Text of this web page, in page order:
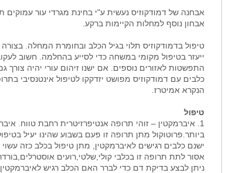
אבחנה של דמודקוזיס נעשית ע"י בחינת מגרדי עור
אבחון נוסף למחלות הקיימות ברקע.
טיפול בדמודקוזיס תלוי בגיל הכלב ובחומרת המחלה.
ייעזר בטיפול מקומי במשחה כדי לסייע בהחלמה. חשוב
התפשטות לאזורים נוספים. אם ישנו זיהום עורי יהיה צורך גם
כלבים עם דמודקוזיס מפושט יזדקקו לטיפול אינטנסיבי
הנקרא אמיטרז.
טיפול
1. איברמקטין – זוהי תרופה אנטיפרזיטרית רחבת טווח.
ביותר.פרוטוקול מתן תרופה זו פעם בשבוע שהינו יעיל
ישנם כלבים רגישים לאיברמקטין, מתן טיפול בכלב כזה עשוי
אסור לתת תרופה זו בכלבי קולי,שלטי,רועים
ניתן לבצע בדיקת דם כדי לברר האם הכלב רגיש לאיברמקטין.